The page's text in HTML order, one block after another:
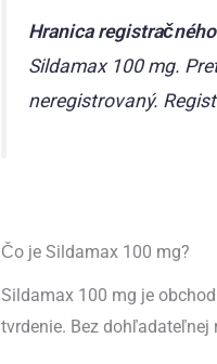
Hranica
Sildamax 100 mg.
neregistrovaný.
Čo je Sildamax 100 mg?
Sildamax 100 mg je
tvrdenie. Bez